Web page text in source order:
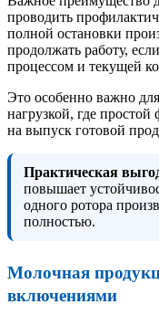
проводить
полной остановки
продолжать работу,
процессом и текущей
Это особенно важно
нагрузкой, где
на выпуск готовой
Практическая
повышает
одного ротора
полностью.
Молочная
включениями